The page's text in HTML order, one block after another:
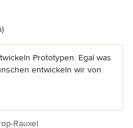
5 Sternen
Prototypen. Egal was
entwickeln wir von
Rauxel